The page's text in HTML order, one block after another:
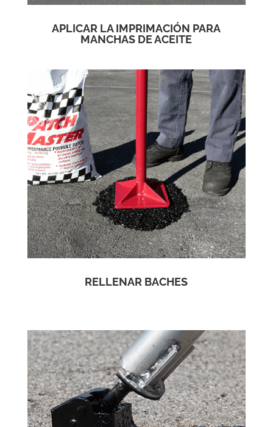
APLICAR LA IMPRIMACIÓN PARA
MANCHAS DE ACEITE
RELLENAR BACHES